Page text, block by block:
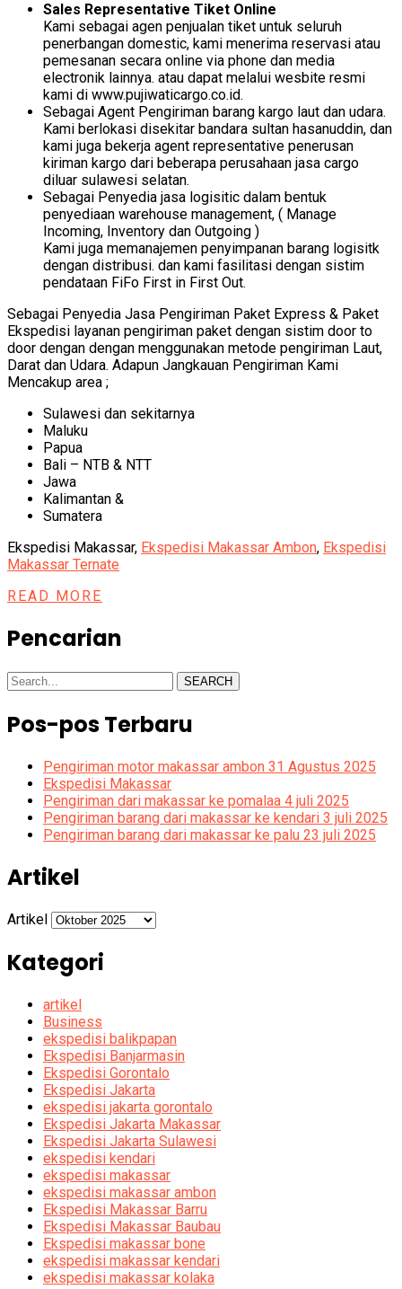
Sales Representative Tiket Online
Kami sebagai agen penjualan tiket untuk seluruh
penerbangan domestic, kami menerima reservasi atau
pemesanan secara online via phone dan media
electronik lainnya. atau dapat melalui wesbite resmi
kami di www.pujiwaticargo.co.id.
Sebagai Agent Pengiriman barang kargo laut dan udara.
Kami berlokasi disekitar bandara sultan hasanuddin, dan
kami juga bekerja agent representative penerusan
kiriman kargo dari beberapa perusahaan jasa cargo
diluar sulawesi selatan.
Sebagai Penyedia jasa logisitic dalam bentuk
penyediaan warehouse management, ( Manage
Incoming, Inventory dan Outgoing )
Kami juga memanajemen penyimpanan barang logisitk
dengan distribusi. dan kami fasilitasi dengan sistim
pendataan FiFo First in First Out.
Sebagai Penyedia Jasa Pengiriman Paket Express & Paket
Ekspedisi layanan pengiriman paket dengan sistim door to
door dengan dengan menggunakan metode pengiriman Laut,
Darat dan Udara. Adapun Jangkauan Pengiriman Kami
Mencakup area ;
Sulawesi dan sekitarnya
Maluku
Papua
Bali – NTB & NTT
Jawa
Kalimantan &
Sumatera
Ekspedisi Makassar, Ekspedisi Makassar Ambon, Ekspedisi
Makassar Ternate
READ MORE
Pencarian
SEARCH
Pos-pos Terbaru
Pengiriman motor makassar ambon 31 Agustus 2025
Ekspedisi Makassar
Pengiriman dari makassar ke pomalaa 4 juli 2025
Pengiriman barang dari makassar ke kendari 3 juli 2025
Pengiriman barang dari makassar ke palu 23 juli 2025
Artikel
Artikel
Kategori
artikel
Business
ekspedisi balikpapan
Ekspedisi Banjarmasin
Ekspedisi Gorontalo
Ekspedisi Jakarta
ekspedisi jakarta gorontalo
Ekspedisi Jakarta Makassar
Ekspedisi Jakarta Sulawesi
ekspedisi kendari
ekspedisi makassar
ekspedisi makassar ambon
Ekspedisi Makassar Barru
Ekspedisi Makassar Baubau
Ekspedisi makassar bone
ekspedisi makassar kendari
ekspedisi makassar kolaka